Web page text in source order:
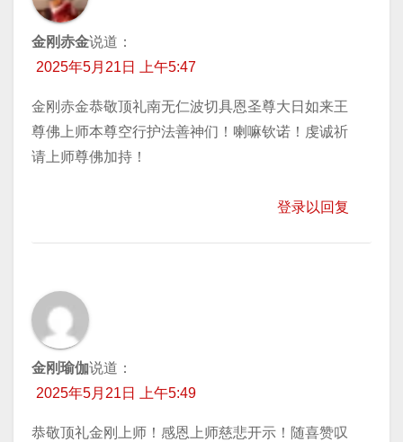
金刚赤金说道：
2025年5月21日 上午5:47
金刚赤金恭敬顶礼南无仁波切具恩圣尊大日如来王
尊佛上师本尊空行护法善神们！喇嘛钦诺！虔诚祈
请上师尊佛加持！
登录以回复
金刚瑜伽说道：
2025年5月21日 上午5:49
恭敬顶礼金刚上师！感恩上师慈悲开示！随喜赞叹